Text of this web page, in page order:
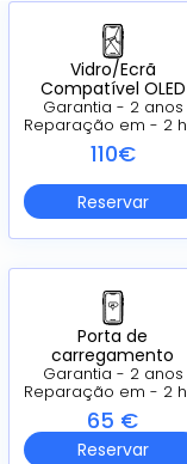
Vidro/Ecrã
Compatível OLED
Garantia - 2 anos
Reparação em - 2
110€
Reservar
Porta de
carregamento
Garantia - 2 anos
Reparação em - 2
65 €
Reservar